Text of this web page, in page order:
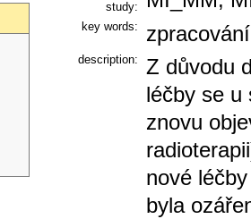
study:
key words:
description:
Z důvodu
léčby se u
znovu
nové
byla